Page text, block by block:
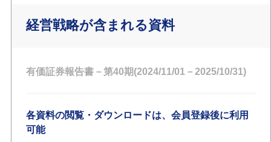
経営戦略が含まれる資料
有価証券報告書－第40期(2024/11/01－2025/10/31)
各資料の閲覧・ダウンロードは、会員登録後に利用
可能